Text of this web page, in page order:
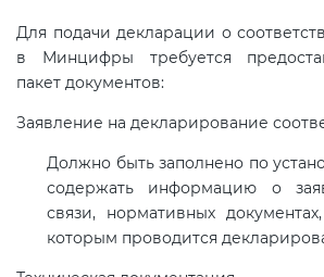
Для подачи декларации о
в Минцифры требуется
пакет документов:
Заявление на декларирование
Должно быть заполнено по
содержать информацию о
связи, нормативных
которым проводится